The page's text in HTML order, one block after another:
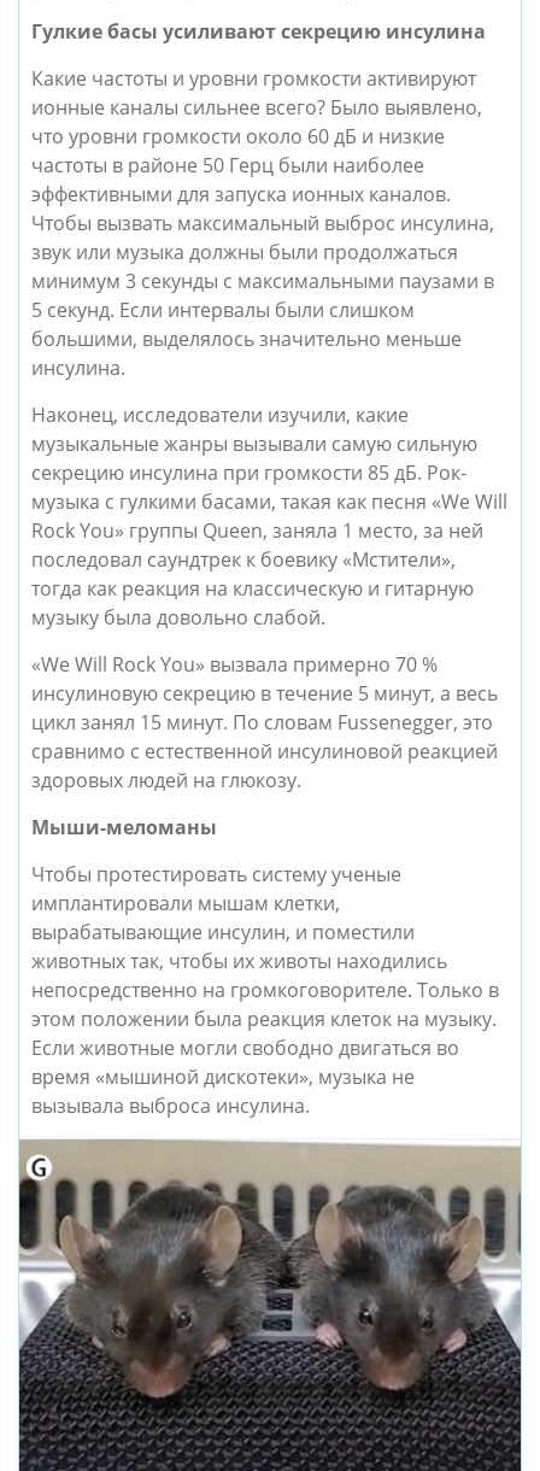
Гулкие басы усиливают секрецию инсулина
Какие частоты и уровни громкости активируют
ионные каналы сильнее всего? Было выявлено,
что уровни громкости около 60 дБ и низкие
частоты в районе 50 Герц были наиболее
эффективными для запуска ионных каналов.
Чтобы вызвать максимальный выброс инсулина,
звук или музыка должны были продолжаться
минимум 3 секунды с максимальными паузами в
5 секунд. Если интервалы были слишком
большими, выделялось значительно меньше
инсулина.
Наконец, исследователи изучили, какие
музыкальные жанры вызывали самую сильную
секрецию инсулина при громкости 85 дБ. Рок-
музыка с гулкими басами, такая как песня «We Will
Rock You» группы Queen, заняла 1 место, за ней
последовал саундтрек к боевику «Мстители»,
тогда как реакция на классическую и гитарную
музыку была довольно слабой.
«We Will Rock You» вызвала примерно 70 %
инсулиновую секрецию в течение 5 минут, а весь
цикл занял 15 минут. По словам Fussenegger, это
сравнимо с естественной инсулиновой реакцией
здоровых людей на глюкозу.
Мыши-меломаны
Чтобы протестировать систему ученые
имплантировали мышам клетки,
вырабатывающие инсулин, и поместили
животных так, чтобы их животы находились
непосредственно на громкоговорителе. Только в
этом положении была реакция клеток на музыку.
Если животные могли свободно двигаться во
время «мышиной дискотеки», музыка не
вызывала выброса инсулина.